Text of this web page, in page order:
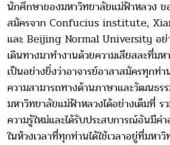
นักศึกษาของมหาวิทยาลัยแม่ฟ้าหลวง ข
สมัครจาก Confucius institute,
และ Beijing Normal University อย่า
เดินทางมาทำงานด้วยความเสียสละที่ม
เป็นอย่างยิ่งว่าอาจารย์อาสาสมัครทุกท่
ความสามารถทางด้านภาษาและวัฒนธร
มหาวิทยาลัยแม่ฟ้าหลวงได้อย่างเต็มที่ ร
ความรู้ใหม่และได้รับประสบการณ์อันมีค่
ในห้วงเวลาที่ทุกท่านได้ใช้เวลาอยู่ที่มหา